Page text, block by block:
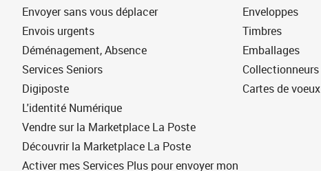
Envoyer sans vous déplacer
Envois urgents
Déménagement, Absence
Services Seniors
Digiposte
L'identité Numérique
Vendre sur la Marketplace La Poste
Découvrir la Marketplace La Poste
Activer mes Services Plus pour envoyer mon
Enveloppes
Timbres
Emballages
Collectionneurs
Cartes de voeux